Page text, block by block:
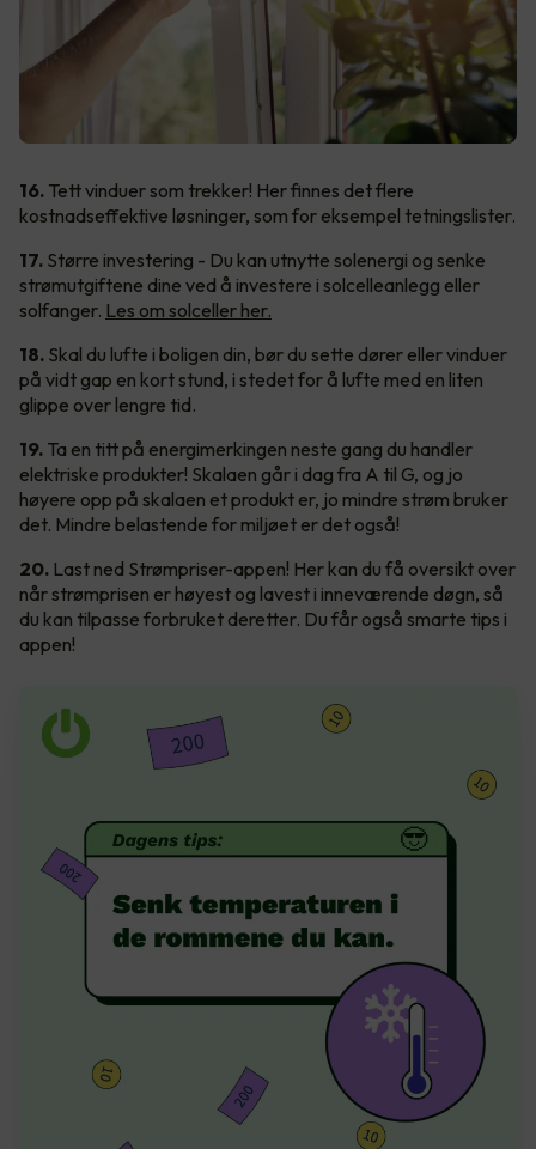
16. Tett vinduer som trekker! Her finnes det flere
kostnadseffektive løsninger, som for eksempel tetningslister.
17. Større investering - Du kan utnytte solenergi og senke
strømutgiftene dine ved å investere i solcelleanlegg eller
solfanger. Les om solceller her.
18. Skal du lufte i boligen din, bør du sette dører eller vinduer
på vidt gap en kort stund, i stedet for å lufte med en liten
glippe over lengre tid.
19. Ta en titt på energimerkingen neste gang du handler
elektriske produkter! Skalaen går i dag fra A til G, og jo
høyere opp på skalaen et produkt er, jo mindre strøm bruker
det. Mindre belastende for miljøet er det også!
20. Last ned Strømpriser-appen! Her kan du få oversikt over
når strømprisen er høyest og lavest i inneværende døgn, så
du kan tilpasse forbruket deretter. Du får også smarte tips i
appen!